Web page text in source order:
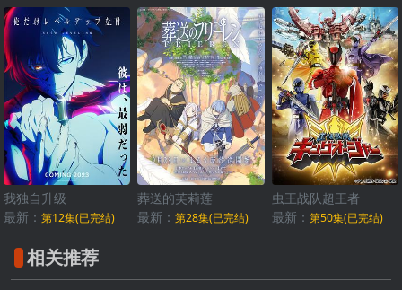
我独自升级
最新： 第12集(已完结)
葬送的芙莉莲
最新：第28集(已完结)
虫王战队超王者
最新： 第50集(已完结)
相关推荐